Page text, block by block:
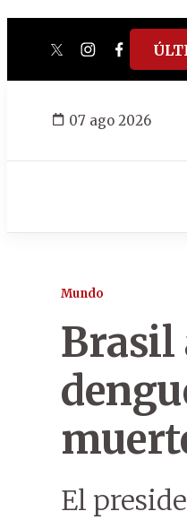
twitterinstagram
07 ago 2026
Mundo
Brasil
El